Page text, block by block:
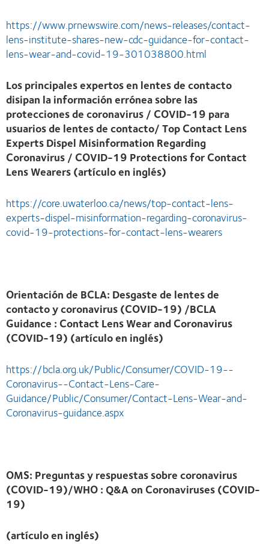
https://www.prnewswire.com/news-releases/contact-
lens-institute-shares-new-cdc-guidance-for-contact-
lens-wear-and-covid-19-301038800.html
Los principales expertos en lentes de contacto
disipan la información errónea sobre las
protecciones de coronavirus / COVID-19 para
usuarios de lentes de contacto/ Top Contact Lens
Experts Dispel Misinformation Regarding
Coronavirus / COVID-19 Protections for Contact
Lens Wearers (artículo en inglés)
https://core.uwaterloo.ca/news/top-contact-lens-
experts-dispel-misinformation-regarding-coronavirus-
covid-19-protections-for-contact-lens-wearers
Orientación de BCLA: Desgaste de lentes de
contacto y coronavirus (COVID-19) /BCLA
Guidance : Contact Lens Wear and Coronavirus
(COVID-19) (artículo en inglés)
https://bcla.org.uk/Public/Consumer/COVID-19--
Coronavirus--Contact-Lens-Care-
Guidance/Public/Consumer/Contact-Lens-Wear-and-
Coronavirus-guidance.aspx
OMS: Preguntas y respuestas sobre coronavirus
(COVID-19)/WHO : Q&A on Coronaviruses (COVID-
19)
(artículo en inglés)